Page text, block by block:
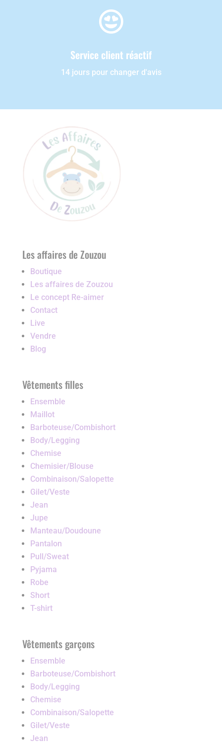

Service client réactif
14 jours pour changer d'avis
Les affaires de Zouzou
Boutique
Les affaires de Zouzou
Le concept Re-aimer
Contact
Live
Vendre
Blog
Vêtements filles
Ensemble
Maillot
Barboteuse/Combishort
Body/Legging
Chemise
Chemisier/Blouse
Combinaison/Salopette
Gilet/Veste
Jean
Jupe
Manteau/Doudoune
Pantalon
Pull/Sweat
Pyjama
Robe
Short
T-shirt
Vêtements garçons
Ensemble
Barboteuse/Combishort
Body/Legging
Chemise
Combinaison/Salopette
Gilet/Veste
Jean